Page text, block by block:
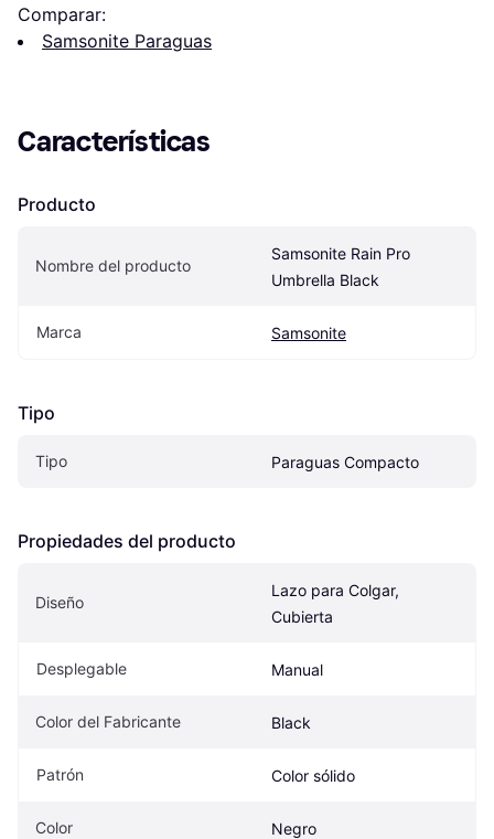
Comparar:
Samsonite Paraguas
Características
Producto
Nombre del producto
Samsonite Rain Pro
Umbrella Black
Marca Samsonite
Tipo
Tipo Paraguas Compacto
Propiedades del producto
Diseño
Lazo para Colgar,
Cubierta
Desplegable Manual
Color del Fabricante Black
Patrón Color sólido
Color Negro